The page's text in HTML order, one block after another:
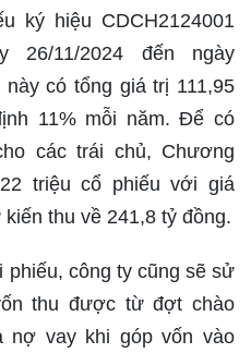
ký hiệu CDCH2124001
11/2024 đến ngày
có tổng giá trị 111,95
11% mỗi năm. Để có
các trái chủ, Chương
triệu cổ phiếu với giá
thu về 241,8 tỷ đồng.
phiếu, công ty cũng sẽ sử
thu được từ đợt chào
nợ vay khi góp vốn vào